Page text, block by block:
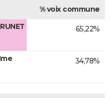
% voix commune
65,22%
34,78%